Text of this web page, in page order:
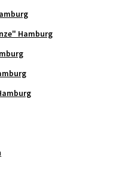
Hamburg